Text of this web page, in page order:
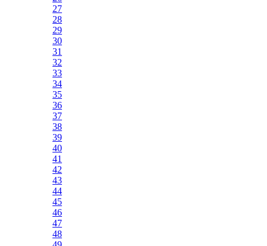
27
28
29
30
31
32
33
34
35
36
37
38
39
40
41
42
43
44
45
46
47
48